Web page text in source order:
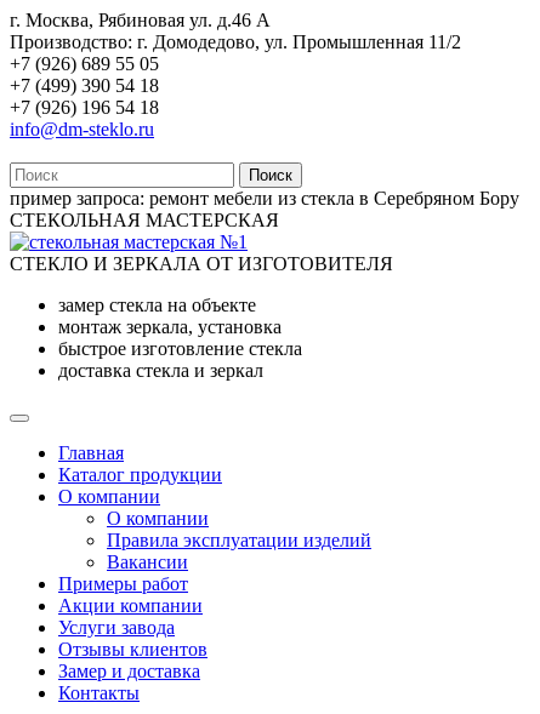
г. Москва, Рябиновая ул. д.46 А
Производство: г. Домодедово, ул. Промышленная 11/2
+7 (926) 689 55 05
+7 (499) 390 54 18
+7 (926) 196 54 18
info@dm-steklo.ru
Поиск
пример запроса: ремонт мебели из стекла в Серебряном Бору
СТЕКОЛЬНАЯ МАСТЕРСКАЯ
СТЕКЛО И ЗЕРКАЛА ОТ ИЗГОТОВИТЕЛЯ
замер стекла на объекте
монтаж зеркала, установка
быстрое изготовление стекла
доставка стекла и зеркал
Главная
Каталог продукции
О компании
О компании
Правила эксплуатации изделий
Вакансии
Примеры работ
Акции компании
Услуги завода
Отзывы клиентов
Замер и доставка
Контакты